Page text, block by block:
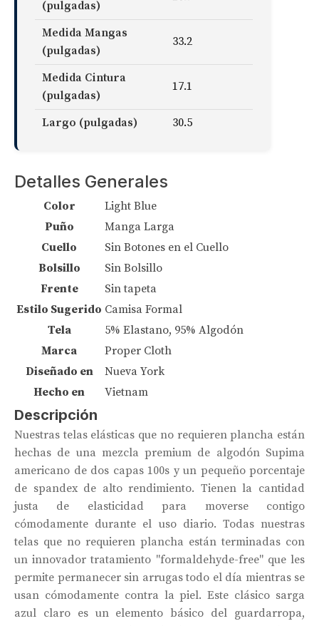
(pulgadas)
Medida Mangas
(pulgadas)
33.2
Medida Cintura
(pulgadas)
17.1
Largo (pulgadas) 30.5
Detalles Generales
Color
Light Blue
Puño
Manga Larga
Cuello
Sin Botones en el Cuello
Bolsillo
Sin Bolsillo
Frente
Sin tapeta
Estilo Sugerido Camisa Formal
Tela
5% Elastano, 95% Algodón
Marca
Proper Cloth
Diseñado en
Nueva York
Hecho en
Vietnam
Descripción
Nuestras telas elásticas que no requieren plancha están
hechas de una mezcla premium de algodón Supima
americano de dos capas 100s y un pequeño porcentaje
de spandex de alto rendimiento. Tienen la cantidad
justa de elasticidad para moverse contigo
cómodamente durante el uso diario. Todas nuestras
telas que no requieren plancha están terminadas con
un innovador tratamiento "formaldehyde-free" que les
permite permanecer sin arrugas todo el día mientras se
usan cómodamente contra la piel. Este clásico sarga
azul claro es un elemento básico del guardarropa,